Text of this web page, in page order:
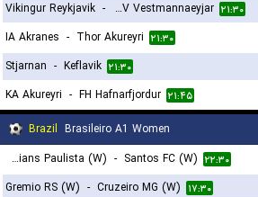
Vikingur Reykjavik - IBV Vestmannaeyjar ۲۱:۳۰
IA Akranes - Thor Akureyri ۲۱:۳۰
Stjarnan - Keflavik ۲۱:۳۰
KA Akureyri - FH Hafnarfjordur ۲۱:۴۵
Brazil Brasileiro A1 Women
Corinthians Paulista (W)
- Santos FC (W) ۲۲:۳۰
Gremio RS (W) - Cruzeiro MG (W) ۱۷:۳۰